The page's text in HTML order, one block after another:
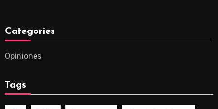
Categories
Opiniones
Tags